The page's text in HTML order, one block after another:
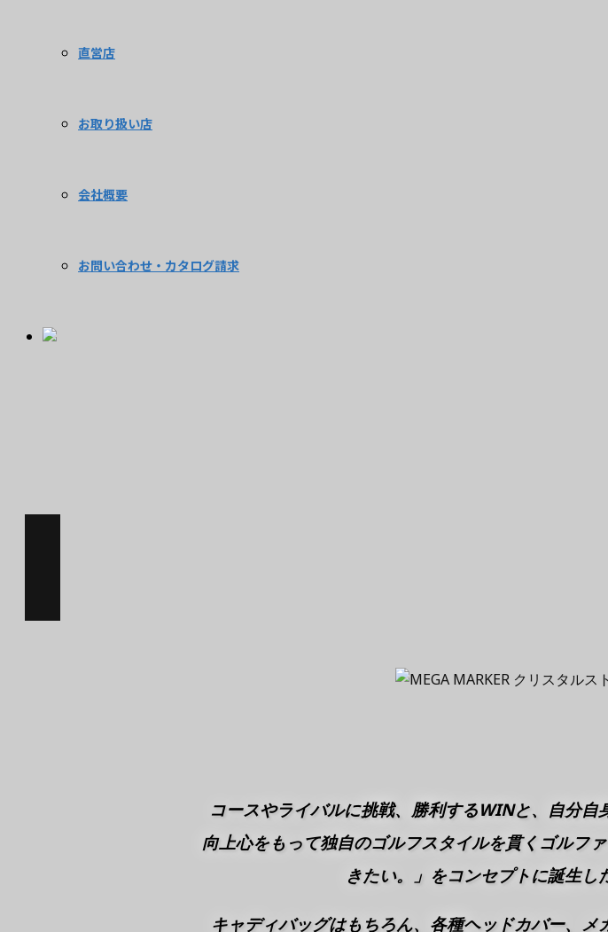
直営店
お取り扱い店
会社概要
お問い合わせ・カタログ請求
コースやライバルに挑戦、勝利するWINと、自分
向上心をもって独自のゴルフスタイルを貫くゴルフ
きたい。」をコンセプトに誕生し
キャディバッグはもちろん、各種ヘッドカバー、